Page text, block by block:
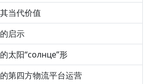
当代价值
启示
太阳“солнце”形
第四方物流平台运营